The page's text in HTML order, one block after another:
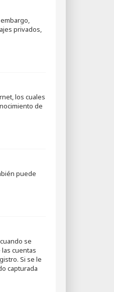
privados,
los cuales
de
puede
se
cuentas
Si se le
capturada